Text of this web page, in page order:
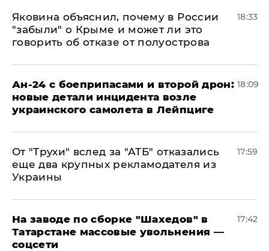
Яковина объяснил, почему в России
"забыли" о Крыме и может ли это
говорить об отказе от полуострова
18:33
Ан-24 с боеприпасами и второй дрон:
новые детали инцидента возле
украинского самолета в Лейпциге
18:09
От "Трухи" вслед за "АТБ" отказались
еще два крупных рекламодателя из
Украины
17:59
На заводе по сборке "Шахедов" в
Татарстане массовые увольнения —
соцсети
17:42